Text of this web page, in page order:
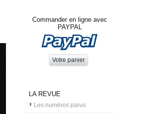
Commander en ligne avec
PAYPAL
LA REVUE
Les numéros parus